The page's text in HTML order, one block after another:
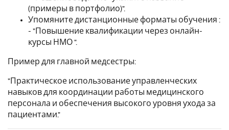
(примеры в портфолио)".
Упомяните дистанционные форматы обучения :
- "Повышение квалификации через онлайн-
курсы НМО ".
Пример для главной медсестры:
"Практическое использование управленческих
навыков для координации работы медицинского
персонала и обеспечения высокого уровня ухода за
пациентами."